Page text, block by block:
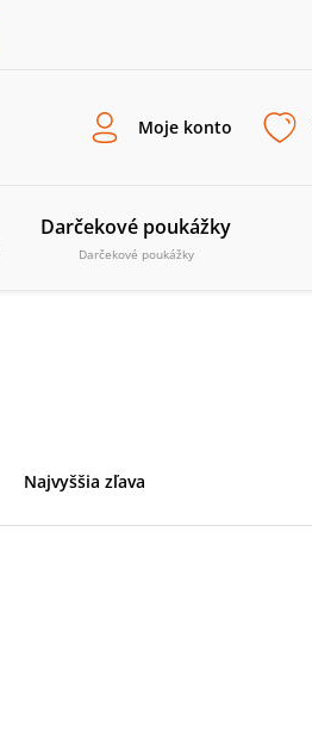
Moje konto
Darčekové poukážky
Darčekové poukážky
Najvyššia zľava